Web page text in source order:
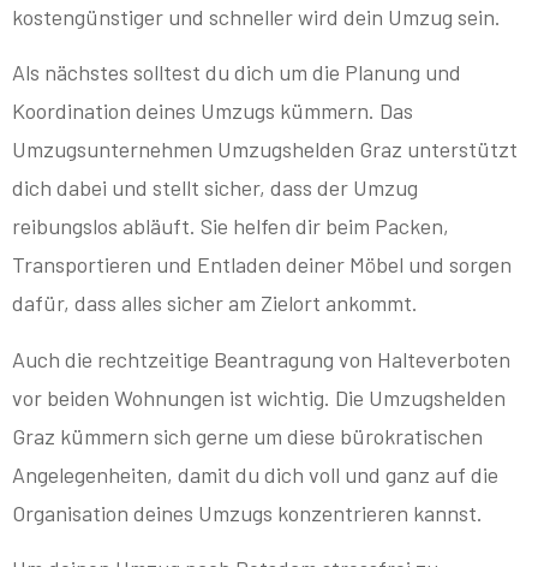
kostengünstiger und schneller wird dein Umzug sein.
Als nächstes solltest du dich um die Planung und
Koordination deines Umzugs kümmern. Das
Umzugsunternehmen Umzugshelden Graz unterstützt
dich dabei und stellt sicher, dass der Umzug
reibungslos abläuft. Sie helfen dir beim Packen,
Transportieren und Entladen deiner Möbel und sorgen
dafür, dass alles sicher am Zielort ankommt.
Auch die rechtzeitige Beantragung von Halteverboten
vor beiden Wohnungen ist wichtig. Die Umzugshelden
Graz kümmern sich gerne um diese bürokratischen
Angelegenheiten, damit du dich voll und ganz auf die
Organisation deines Umzugs konzentrieren kannst.